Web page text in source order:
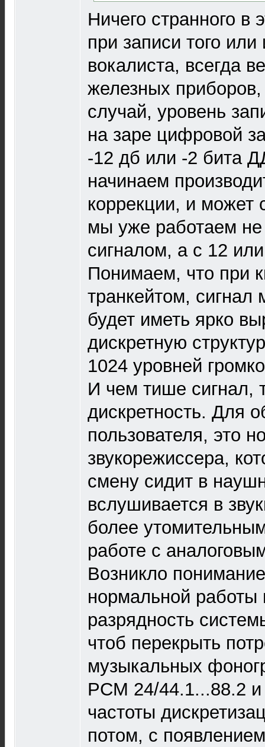
Ничего странного в
при записи того
вокалиста, всегда
железных
случай, уровень
на заре цифровой
-12 дб или -2 бита
начинаем
коррекции, и может
мы уже работаем
сигналом, а с 12
Понимаем, что при
транкейтом, сигнал
будет иметь ярко
дискретную
1024 уровней
И чем тише сигнал,
дискретность. Для
пользователя, это
звукорежиссера,
смену сидит в
вслушивается в
более
работе с
Возникло
нормальной работы
разрядность
чтоб перекрыть
музыкальных
РСМ 24/44.1...88.2 и
частоты
потом, с